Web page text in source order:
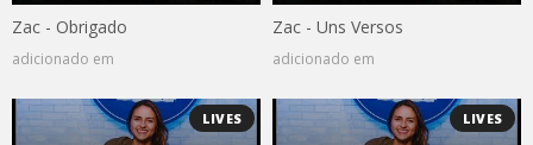
Zac - Obrigado
adicionado em
Zac - Uns Versos
adicionado em
LIVES LIVES